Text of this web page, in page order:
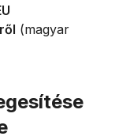
(magyar